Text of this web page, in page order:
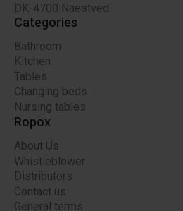
DK-4700 Naestved
Categories
Bathroom
Kitchen
Tables
Changing beds
Nursing tables
Ropox
About Us
Whistleblower
Distributors
Contact us
General terms